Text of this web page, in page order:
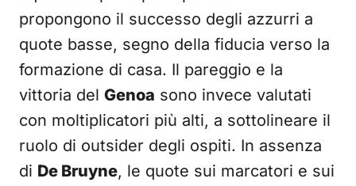
propongono il successo degli azzurri a
quote basse, segno della fiducia verso la
formazione di casa. Il pareggio e la
vittoria del Genoa sono invece valutati
con moltiplicatori più alti, a sottolineare il
ruolo di outsider degli ospiti. In assenza
di De Bruyne, le quote sui marcatori e sui